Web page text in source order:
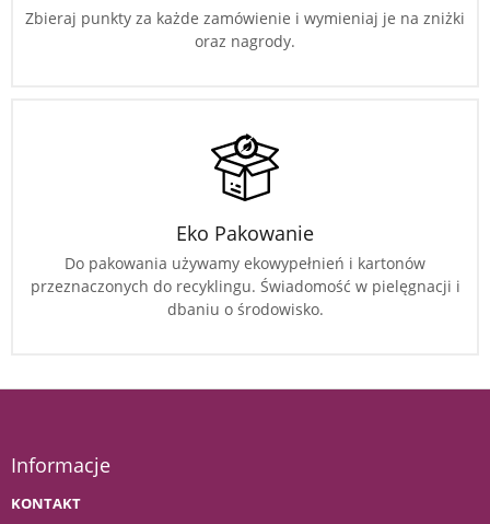
Zbieraj punkty za każde zamówienie i wymieniaj je na zniżki
oraz nagrody.
Eko Pakowanie
Do pakowania używamy ekowypełnień i kartonów
przeznaczonych do recyklingu. Świadomość w pielęgnacji i
dbaniu o środowisko.
Informacje
KONTAKT